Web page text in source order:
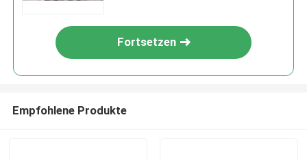
Fortsetzen
Empfohlene Produkte